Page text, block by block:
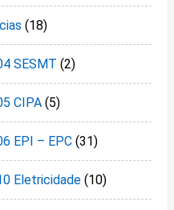
(18)
SESMT (2)
CIPA (5)
EPI – EPC (31)
Eletricidade (10)